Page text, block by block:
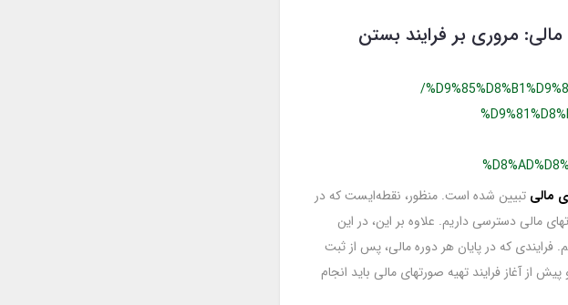
مالی: مروری بر فرایند بستن
/
مالی تبیین شده است. منظور، نقطه‌ایست که در
مالی دسترسی داریم. علاوه بر این، در این
فرایندی که در پایان هر دوره مالی، پس از ثبت
از آغاز فرایند تهیه صورتهای مالی باید انجام